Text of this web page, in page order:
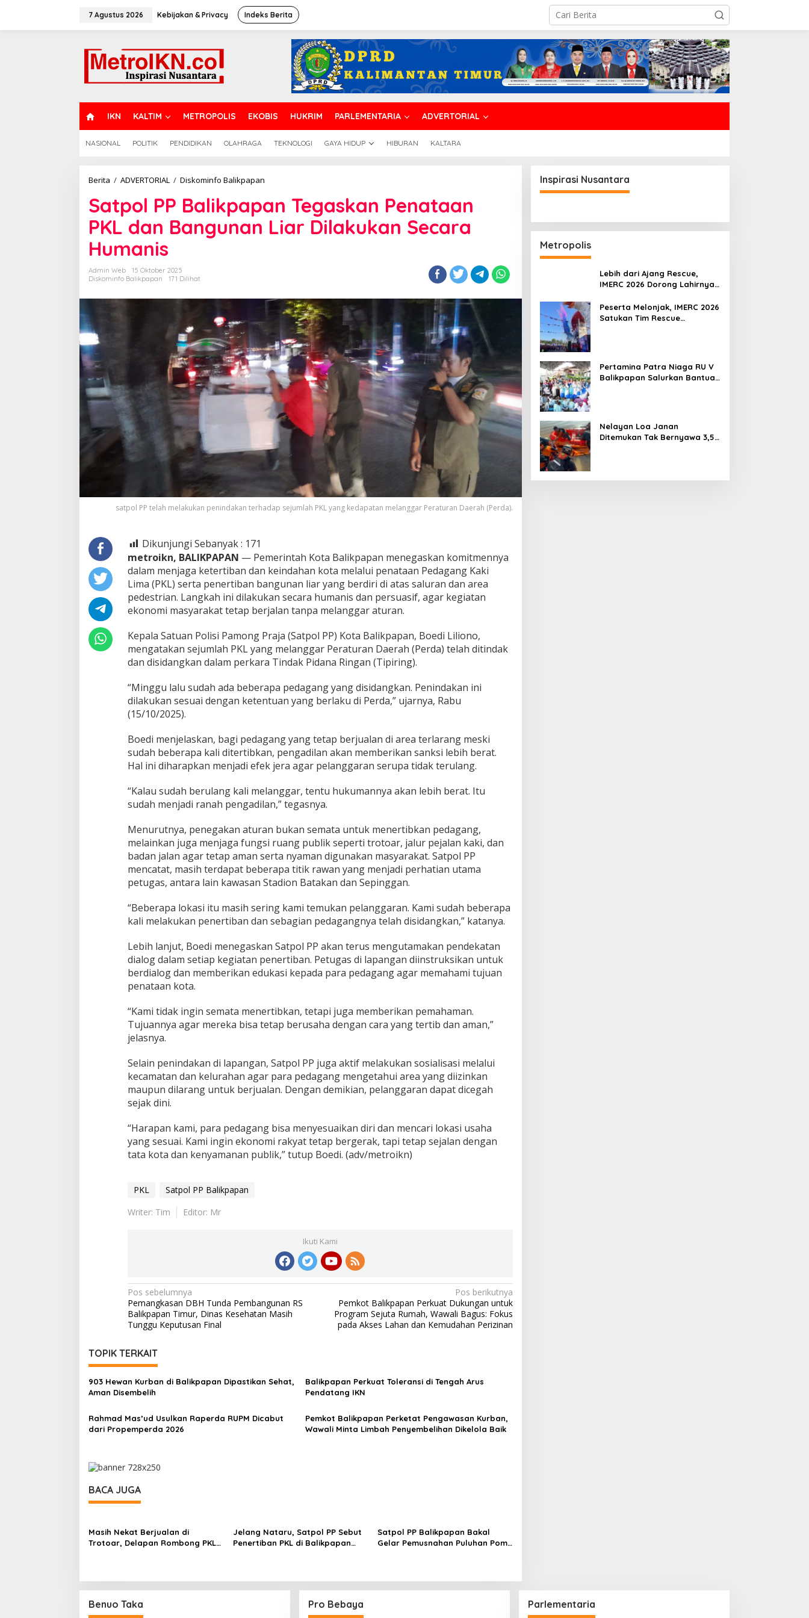
7 Agustus 2026 Kebijakan & Privacy Indeks Berita
O
M
IKN KALTIM METROPOLIS EKOBIS HUKRIM PARLEMENTARIA ADVERTORIAL
NASIONAL POLITIK PENDIDIKAN OLAHRAGA TEKNOLOGI GAYA HIDUP HIBURAN KALTARA
Berita / ADVERTORIAL / Diskominfo Balikpapan
Balikpapan
Tegaskan
Penataan
PKL
Humanis
Satpol PP Balikpapan Tegaskan Penataan
PKL dan Bangunan Liar Dilakukan Secara
Humanis
Admin Web
15 Oktober 2025
Diskominfo Balikpapan
171 Dilihat
satpol PP telah melakukan penindakan terhadap sejumlah PKL yang kedapatan melanggar Peraturan Daerah (Perda).
Dikunjungi Sebanyak : 171
metroikn, BALIKPAPAN — Pemerintah Kota Balikpapan menegaskan komitmennya
dalam menjaga ketertiban dan keindahan kota melalui penataan Pedagang Kaki
Lima (PKL) serta penertiban bangunan liar yang berdiri di atas saluran dan area
pedestrian. Langkah ini dilakukan secara humanis dan persuasif, agar kegiatan
ekonomi masyarakat tetap berjalan tanpa melanggar aturan.
Kepala Satuan Polisi Pamong Praja (Satpol PP) Kota Balikpapan, Boedi Liliono,
mengatakan sejumlah PKL yang melanggar Peraturan Daerah (Perda) telah ditindak
dan disidangkan dalam perkara Tindak Pidana Ringan (Tipiring).
“Minggu lalu sudah ada beberapa pedagang yang disidangkan. Penindakan ini
dilakukan sesuai dengan ketentuan yang berlaku di Perda,” ujarnya, Rabu
(15/10/2025).
Boedi menjelaskan, bagi pedagang yang tetap berjualan di area terlarang meski
sudah beberapa kali ditertibkan, pengadilan akan memberikan sanksi lebih berat.
Hal ini diharapkan menjadi efek jera agar pelanggaran serupa tidak terulang.
“Kalau sudah berulang kali melanggar, tentu hukumannya akan lebih berat. Itu
sudah menjadi ranah pengadilan,” tegasnya.
Menurutnya, penegakan aturan bukan semata untuk menertibkan pedagang,
melainkan juga menjaga fungsi ruang publik seperti trotoar, jalur pejalan kaki, dan
badan jalan agar tetap aman serta nyaman digunakan masyarakat. Satpol PP
mencatat, masih terdapat beberapa titik rawan yang menjadi perhatian utama
petugas, antara lain kawasan Stadion Batakan dan Sepinggan.
“Beberapa lokasi itu masih sering kami temukan pelanggaran. Kami sudah beberapa
kali melakukan penertiban dan sebagian pedagangnya telah disidangkan,” katanya.
Lebih lanjut, Boedi menegaskan Satpol PP akan terus mengutamakan pendekatan
dialog dalam setiap kegiatan penertiban. Petugas di lapangan diinstruksikan untuk
berdialog dan memberikan edukasi kepada para pedagang agar memahami tujuan
penataan kota.
“Kami tidak ingin semata menertibkan, tetapi juga memberikan pemahaman.
Tujuannya agar mereka bisa tetap berusaha dengan cara yang tertib dan aman,”
jelasnya.
Selain penindakan di lapangan, Satpol PP juga aktif melakukan sosialisasi melalui
kecamatan dan kelurahan agar para pedagang mengetahui area yang diizinkan
maupun dilarang untuk berjualan. Dengan demikian, pelanggaran dapat dicegah
sejak dini.
“Harapan kami, para pedagang bisa menyesuaikan diri dan mencari lokasi usaha
yang sesuai. Kami ingin ekonomi rakyat tetap bergerak, tapi tetap sejalan dengan
tata kota dan kenyamanan publik,” tutup Boedi. (adv/metroikn)
PKL
Satpol PP Balikpapan
Writer: Tim
Editor: Mr
Ikuti Kami
Navigasi
pos
Pos sebelumnya
Pemangkasan DBH Tunda Pembangunan RS
Balikpapan Timur, Dinas Kesehatan Masih
Tunggu Keputusan Final
Pos berikutnya
Pemkot Balikpapan Perkuat Dukungan untuk
Program Sejuta Rumah, Wawali Bagus: Fokus
pada Akses Lahan dan Kemudahan Perizinan
TOPIK TERKAIT
903 Hewan Kurban di Balikpapan Dipastikan Sehat,
Aman Disembelih
Balikpapan Perkuat Toleransi di Tengah Arus
Pendatang IKN
Rahmad Mas’ud Usulkan Raperda RUPM Dicabut
dari Propemperda 2026
Pemkot Balikpapan Perketat Pengawasan Kurban,
Wawali Minta Limbah Penyembelihan Dikelola Baik
BACA JUGA
Masih Nekat Berjualan di
Trotoar, Delapan Rombong PKL
Jelang Nataru, Satpol PP Sebut
Penertiban PKL di Balikpapan
Satpol PP Balikpapan Bakal
Gelar Pemusnahan Puluhan Pom
Inspirasi Nusantara
Metropolis
Lebih dari Ajang Rescue,
IMERC 2026 Dorong Lahirnya
Indonesia
Peserta Melonjak, IMERC 2026
Satukan Tim Rescue
Pertamina Patra Niaga RU V
Balikpapan Salurkan Bantuan
Nelayan Loa Janan
Ditemukan Tak Bernyawa 3,5
Benuo Taka Pro Bebaya Parlementaria